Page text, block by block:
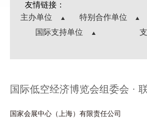
友情链接：
主办单位
特别合作单位
国际支持单位
国际低空经济博览会组委会 ·
国家会展中心（上海）有限责任公司